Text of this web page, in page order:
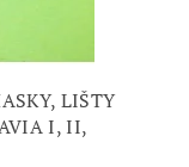
LIŠTY
I, II,